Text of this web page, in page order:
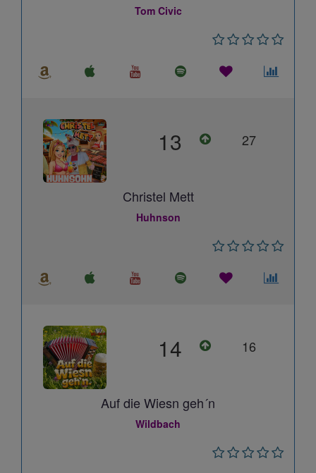
Tom Civic
13 27
Christel Mett
Huhnson
14 16
Auf die Wiesn geh´n
Wildbach